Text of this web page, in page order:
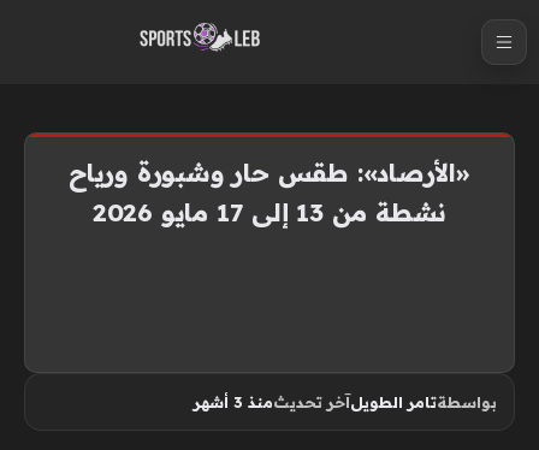
«الأرصاد»: طقس حار وشبورة ورياح
نشطة من 13 إلى 17 مايو 2026
بواسطةتامر الطويلآخر تحديثمنذ 3 أشهر